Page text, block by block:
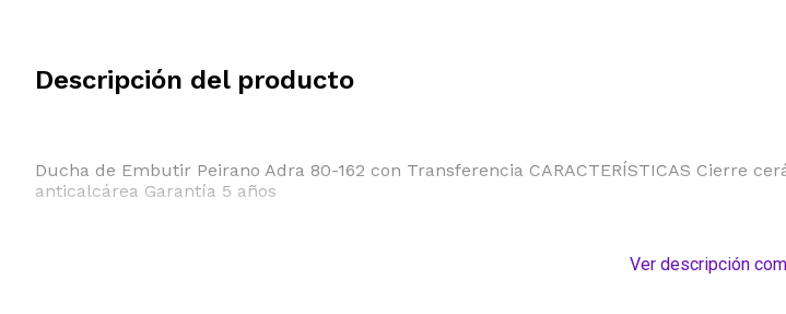
Descripción del producto
Ducha de Embutir Peirano Adra 80-162 con Transferencia CARACTERÍSTICAS Cierre
anticalcárea Garantía 5 años
Ver descripción